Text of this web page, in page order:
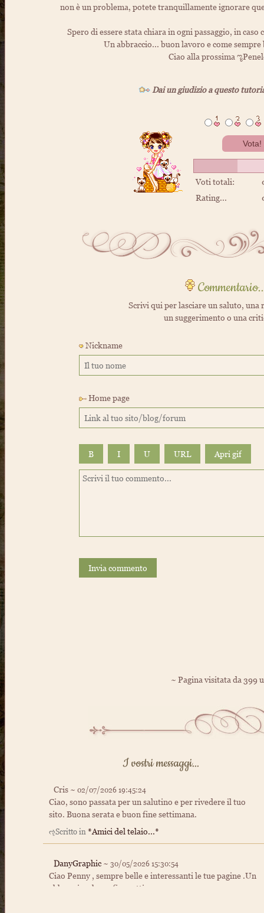
non è un problema, potete tranquillamente ignorare
Spero di essere stata chiara in ogni passaggio, in
Un abbraccio... buon lavoro e come
Ciao alla prossima
Dai un giudizio a questo
Voti totali:
Rating...
Scrivi qui per lasciare un saluto, una
un suggerimento o una
Nickname
Home page
B I U URL
Invia commento
~ Pagina visitata da 399
I vostri messaggi...
Cris ~ 02/07/2026 19:45:24
Ciao, sono passata per un salutino e per rivedere il tuo
sito. Buona serata e buon fine settimana.
ૡScritto in *Amici del telaio...*
DanyGraphic ~ 30/05/2026 15:30:54
Ciao Penny , sempre belle e interessanti le tue pagine .Un
abbraccio e buon fine settimana